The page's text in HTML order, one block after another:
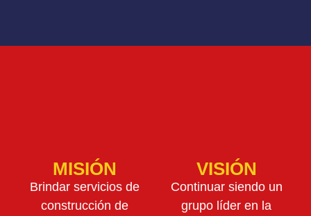
MISIÓN
Brindar servicios de
construcción de
VISIÓN
Continuar siendo un
grupo líder en la